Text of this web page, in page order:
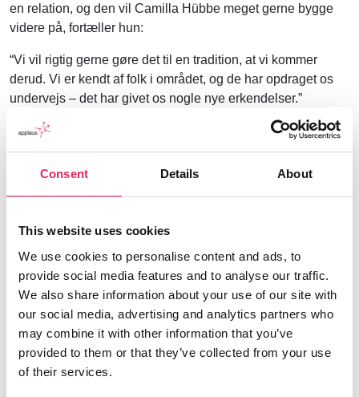
Consent Details About
This website uses cookies
We use cookies to personalise content and ads, to
provide social media features and to analyse our traffic.
We also share information about your use of our site with
our social media, advertising and analytics partners who
may combine it with other information that you’ve
provided to them or that they’ve collected from your use
of their services.
en relation, og den vil Camilla Hübbe meget gerne bygge
videre på, fortæller hun:
“Vi vil rigtig gerne gøre det til en tradition, at vi kommer
derud. Vi er kendt af folk i området, og de har opdraget os
undervejs – det har givet os nogle nye erkendelser.”
Kulturliv styrkes i fællesskab
med kulturtilbud i yderområderne af København i
samarbejde med andre aktører, både lokale foreninger,
med til at skabe mere kulturliv i de områder. Samtidig er hun
også selv blevet bevidst om det lokalområde, Det Lille
Teater ligger i – og at den kultur måske også skal have nye
input. Derfor vil hun gerne på lidt længere sigt invitere børn
og unge, der måske ikke har en teaterbaggrund til at komme
ind på teateret – for at teateret, der ligger i Indre By, også
bliver udfordret lidt i sin kulturelle selvforståelse: